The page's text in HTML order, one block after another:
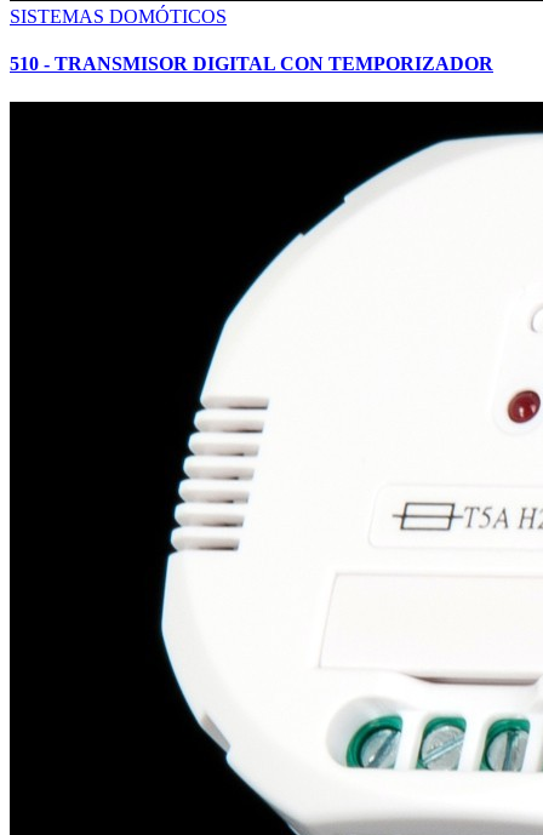
SISTEMAS DOMÓTICOS
510 - TRANSMISOR DIGITAL CON TEMPORIZADOR